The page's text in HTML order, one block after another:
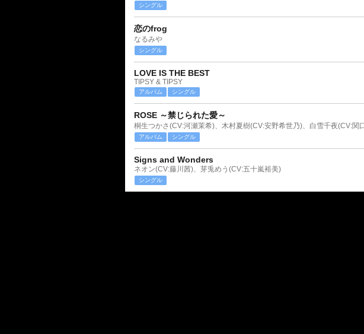
シングル
恋のfrog
なるみや
シングル
LOVE IS THE BEST
TIPSY & TIPSY
アルバム シングル
ROSE ～禁じられた愛～
桐生つかさ(CV:河瀬茉希)、木村夏樹(CV:安野希世乃)、白雪千夜(CV:関
アルバム シングル
Signs and Wonders
ネオン(CV:藤川茜)、芽兎めう(CV:五十嵐裕美)
シングル